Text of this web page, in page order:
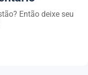
Então deixe seu